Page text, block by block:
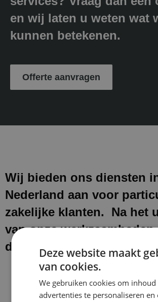
en wij laten u weten wat
kunnen betekenen.
Offerte aanvragen
Wij bieden ons diensten
Nederland aan voor
zakelijke klanten. Na het
van onze
de werkplek schoon en
Deze website maakt
van cookies.
We gebruiken cookies om inhoud
advertenties te personaliseren en